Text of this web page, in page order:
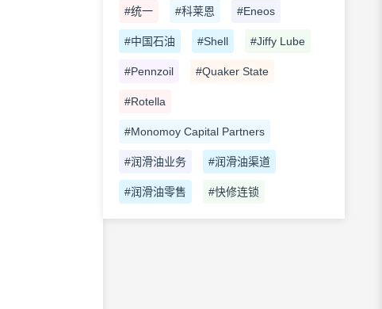
#统一 #科莱恩 #Eneos
#中国石油 #Shell #Jiffy Lube
#Pennzoil #Quaker State
#Rotella
#Monomoy Capital Partners
#润滑油业务 #润滑油渠道
#润滑油零售 #快修连锁